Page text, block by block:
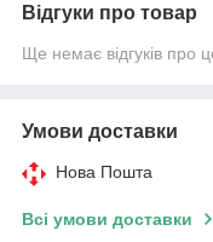
Відгуки про товар
Ще немає відгуків про
Умови доставки
Нова Пошта
Всі умови доставки